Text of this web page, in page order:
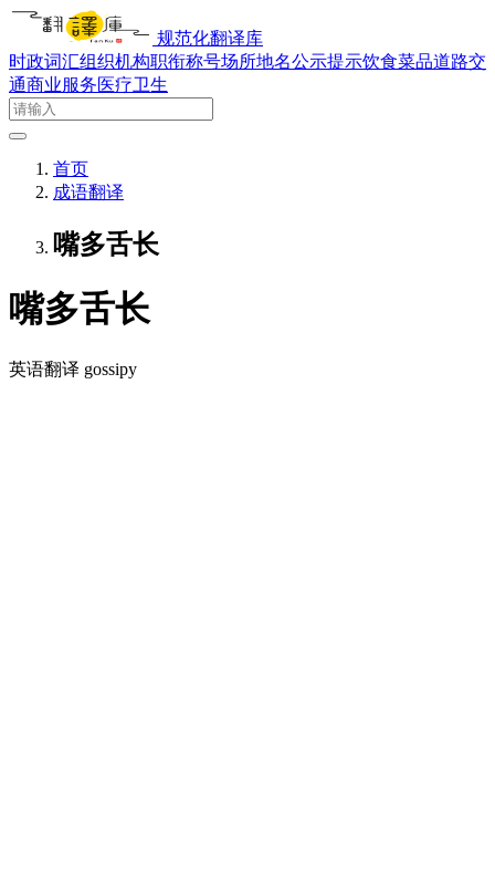
规范化翻译库
时政词汇组织机构职衔称号场所地名公示提示饮食菜品道路交
通商业服务医疗卫生
首页
成语翻译
嘴多舌长
嘴多舌长
英语翻译 gossipy